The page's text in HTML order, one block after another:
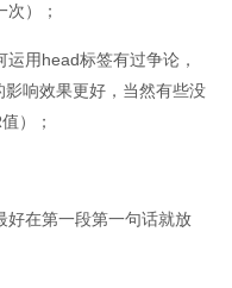
）；
用head标签有过争论，
响效果更好，当然有些没
）；
在第一段第一句话就放